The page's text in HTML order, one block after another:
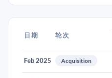
日期 轮次
Feb 2025 Acquisition